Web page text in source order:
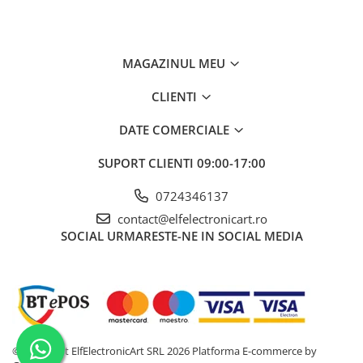
Echipament opțional
Distanța tipică până la punctul de
Rezistenta mecanica asociata
Senzitivitate termica (NETD)
Ce conține pachetul?
1 x Termometru EXTECH IR267
MAGAZINUL MEU
CLIENTI
DATE COMERCIALE
SUPORT CLIENTI 09:00-17:00
0724346137
contact@elfelectronicart.ro
SOCIAL URMARESTE-NE IN SOCIAL MEDIA
©Copyright ElfElectronicArt SRL 2026 Platforma E-commerce by